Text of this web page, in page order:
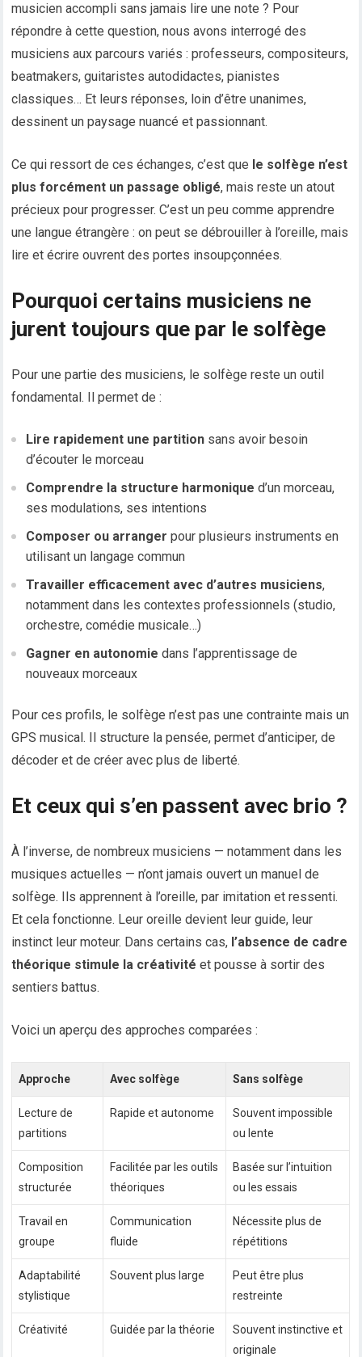
musicien accompli sans jamais lire une note ? Pour
répondre à cette question, nous avons interrogé des
musiciens aux parcours variés : professeurs, compositeurs,
beatmakers, guitaristes autodidactes, pianistes
classiques… Et leurs réponses, loin d’être unanimes,
dessinent un paysage nuancé et passionnant.
Ce qui ressort de ces échanges, c’est que le solfège n’est
plus forcément un passage obligé, mais reste un atout
précieux pour progresser. C’est un peu comme apprendre
une langue étrangère : on peut se débrouiller à l’oreille, mais
lire et écrire ouvrent des portes insoupçonnées.
Pourquoi certains musiciens ne
jurent toujours que par le solfège
Pour une partie des musiciens, le solfège reste un outil
fondamental. Il permet de :
Lire rapidement une partition sans avoir besoin
d’écouter le morceau
Comprendre la structure harmonique d’un morceau,
ses modulations, ses intentions
Composer ou arranger pour plusieurs instruments en
utilisant un langage commun
Travailler efficacement avec d’autres musiciens,
notamment dans les contextes professionnels (studio,
orchestre, comédie musicale…)
Gagner en autonomie dans l’apprentissage de
nouveaux morceaux
Pour ces profils, le solfège n’est pas une contrainte mais un
GPS musical. Il structure la pensée, permet d’anticiper, de
décoder et de créer avec plus de liberté.
Et ceux qui s’en passent avec brio ?
À l’inverse, de nombreux musiciens — notamment dans les
musiques actuelles — n’ont jamais ouvert un manuel de
solfège. Ils apprennent à l’oreille, par imitation et ressenti.
Et cela fonctionne. Leur oreille devient leur guide, leur
instinct leur moteur. Dans certains cas, l’absence de cadre
théorique stimule la créativité et pousse à sortir des
sentiers battus.
Voici un aperçu des approches comparées :
Approche Avec solfège Sans solfège
Lecture de
partitions
Rapide et autonome
Souvent impossible
ou lente
Composition
structurée
Facilitée par les outils
théoriques
Basée sur l’intuition
ou les essais
Travail en
groupe
Communication
fluide
Nécessite plus de
répétitions
Adaptabilité
stylistique
Souvent plus large
Peut être plus
restreinte
Créativité Guidée par la théorie
Souvent instinctive et
originale